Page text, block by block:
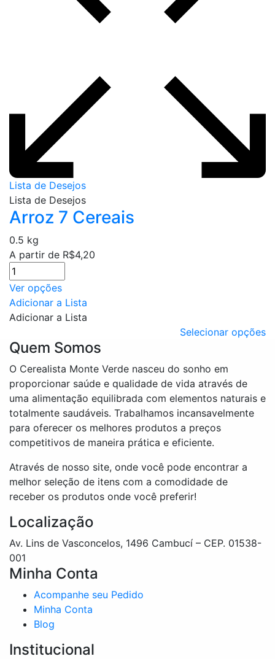
Lista de Desejos
Lista de Desejos
Arroz 7 Cereais
0.5 kg
A partir de R$4,20
Ver opçõesEste
produto
tem
variantes.
opções
podem
ser
escolhidas
na
página
do
produto
Adicionar a Lista
Adicionar a Lista
Selecionar opções
Quem Somos
O Cerealista Monte Verde nasceu do sonho em
proporcionar saúde e qualidade de vida através de
uma alimentação equilibrada com elementos naturais e
totalmente saudáveis. Trabalhamos incansavelmente
para oferecer os melhores produtos a preços
competitivos de maneira prática e eficiente.
Através de nosso site, onde você pode encontrar a
melhor seleção de itens com a comodidade de
receber os produtos onde você preferir!
Localização
Av. Lins de Vasconcelos, 1496 Cambucí – CEP. 01538-
001
Minha Conta
Acompanhe seu Pedido
Minha Conta
Blog
Institucional